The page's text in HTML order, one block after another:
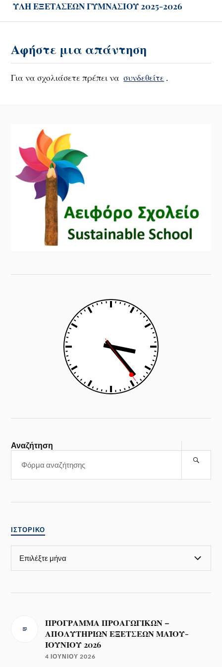
ΥΛΗ ΕΞΕΤΑΣΕΩΝ ΓΥΜΝΑΣΙΟΥ 2025-2026
Αφήστε μια απάντηση
Για να σχολιάσετε πρέπει να συνδεθείτε .
Αναζήτηση
ΙΣΤΟΡΙΚΌ
ΠΡΟΓΡΑΜΜΑ ΠΡΟΑΓΩΓΙΚΩΝ –
ΑΠΟΛΥΤΗΡΙΩΝ ΕΞΕΤΣΕΩΝ ΜΑΪΟΥ-
ΙΟΥΝΙΟΥ 2026
4 ΙΟΥΝΊΟΥ 2026